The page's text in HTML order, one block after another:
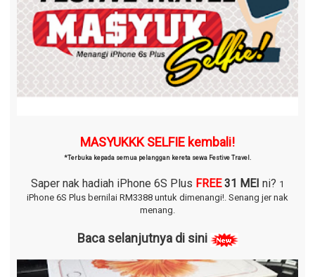
MASYUKKK SELFIE kembali!
*Terbuka kepada semua pelanggan kereta sewa Festive Travel.
Saper nak hadiah iPhone 6S Plus FREE 31 MEI ni? 1
iPhone 6S Plus bernilai RM3388 untuk dimenangi!. Senang jer nak
menang.
Baca selanjutnya di sini